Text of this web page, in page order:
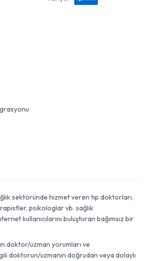
sektöründe hizmet veren tıp doktorları,
psikologlar vb. sağlık
kullanıcılarını buluşturan bağımsız bir
doktor/uzman yorumları ve
doktorun/uzmanın doğrudan veya dolaylı